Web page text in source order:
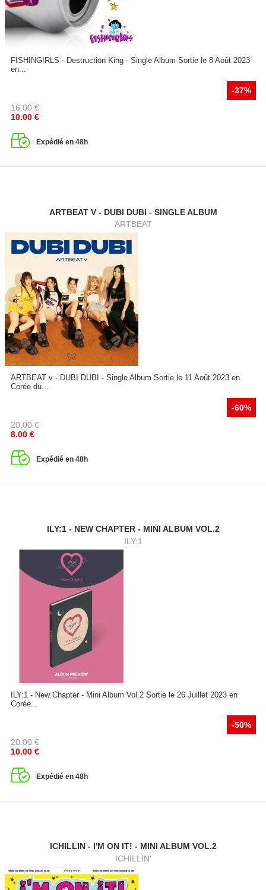
FISHINGIRLS - Destruction King - Single Album Sortie le 8 Août 2023
en...
-37%
16.00 €
10.00 €
Expédié en 48h
ARTBEAT V - DUBI DUBI - SINGLE ALBUM
ARTBEAT
ARTBEAT v - DUBI DUBI - Single Album Sortie le 11 Août 2023 en
Corée du...
-60%
20.00 €
8.00 €
Expédié en 48h
ILY:1 - NEW CHAPTER - MINI ALBUM VOL.2
ILY:1
ILY:1 - New Chapter - Mini Album Vol.2 Sortie le 26 Juillet 2023 en
Corée...
-50%
20.00 €
10.00 €
Expédié en 48h
ICHILLIN - I'M ON IT! - MINI ALBUM VOL.2
ICHILLIN'